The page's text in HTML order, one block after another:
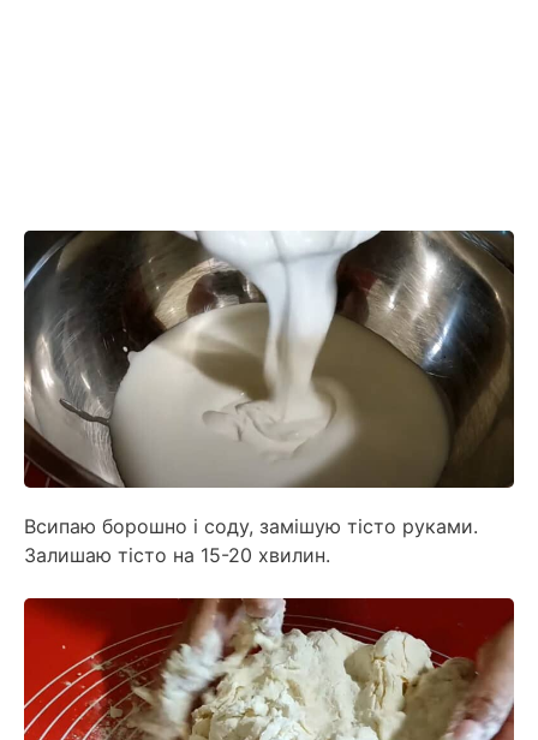
Всипаю борошно і соду, замішую тісто руками.
Залишаю тісто на 15-20 хвилин.